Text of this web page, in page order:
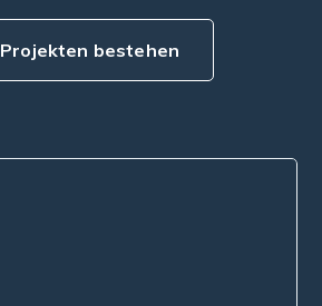
Projekten bestehen